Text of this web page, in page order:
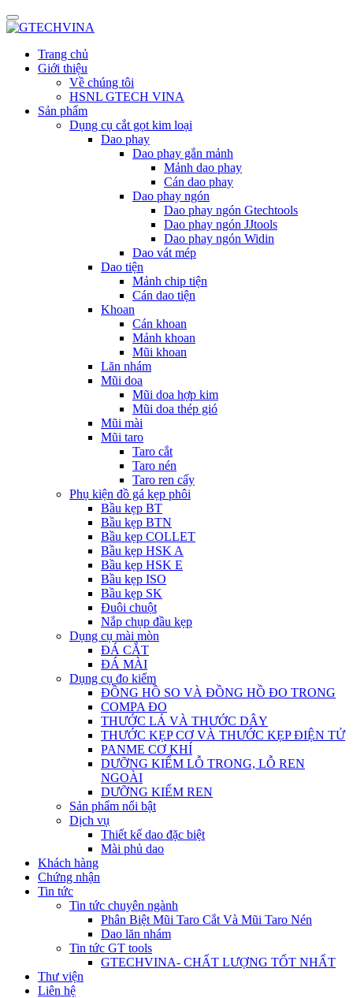
Trang chủ
Giới thiệu
Về chúng tôi
HSNL GTECH VINA
Sản phẩm
Dụng cụ cắt gọt kim loại
Dao phay
Dao phay gắn mảnh
Mảnh dao phay
Cán dao phay
Dao phay ngón
Dao phay ngón Gtechtools
Dao phay ngón JJtools
Dao phay ngón Widin
Dao vát mép
Dao tiện
Mảnh chip tiện
Cán dao tiện
Khoan
Cán khoan
Mảnh khoan
Mũi khoan
Lăn nhám
Mũi doa
Mũi doa hợp kim
Mũi doa thép gió
Mũi mài
Mũi taro
Taro cắt
Taro nén
Taro ren cấy
Phụ kiện đồ gá kẹp phôi
Bầu kẹp BT
Bầu kẹp BTN
Bầu kẹp COLLET
Bầu kẹp HSK A
Bầu kẹp HSK E
Bầu kẹp ISO
Bầu kẹp SK
Đuôi chuột
Nắp chụp đầu kẹp
Dụng cụ mài mòn
ĐÁ CẮT
ĐÁ MÀI
Dụng cụ đo kiểm
ĐỒNG HỒ SO VÀ ĐỒNG HỒ ĐO TRONG
COMPA ĐO
THƯỚC LÁ VÀ THƯỚC DÂY
THƯỚC KẸP CƠ VÀ THƯỚC KẸP ĐIỆN TỬ
PANME CƠ KHÍ
DƯỠNG KIỂM LỖ TRONG, LỖ REN
NGOÀI
DƯỠNG KIỂM REN
Sản phẩm nổi bật
Dịch vụ
Thiết kế dao đặc biệt
Mài phủ dao
Khách hàng
Chứng nhận
Tin tức
Tin tức chuyên ngành
Phân Biệt Mũi Taro Cắt Và Mũi Taro Nén
Dao lăn nhám
Tin tức GT tools
GTECHVINA- CHẤT LƯỢNG TỐT NHẤT
Thư viện
Liên hệ